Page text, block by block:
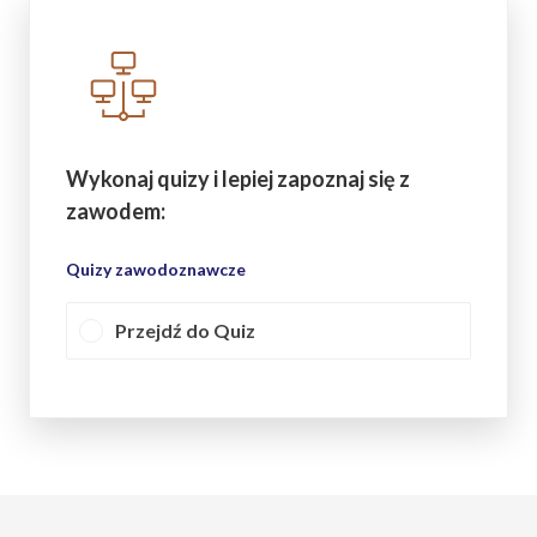
Wykonaj quizy i lepiej zapoznaj się z
zawodem:
Quizy zawodoznawcze
Przejdź do Quiz